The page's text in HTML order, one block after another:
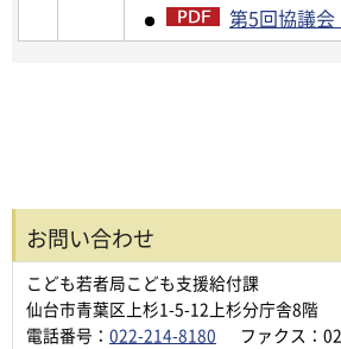
第5回協議
お問い合わせ
こども若者局こども支援給付課
仙台市青葉区上杉1-5-12上杉分庁舎8階
電話番号： 022-214-8180 ファクス：